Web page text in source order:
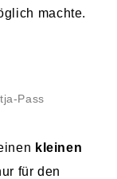
machte.
Pass
kleinen
für den